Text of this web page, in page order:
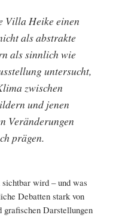
Villa Heike einen
als abstrakte
als sinnlich wie
untersucht,
zwischen
und jenen
Veränderungen
prägen.
wird – und was
Debatten stark von
grafischen Darstellungen